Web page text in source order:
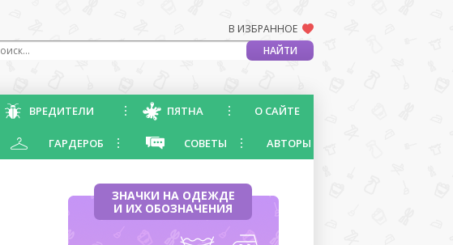
В ИЗБРАННОЕ
ВРЕДИТЕЛИ ПЯТНА О САЙТЕ
ГАРДЕРОБ СОВЕТЫ АВТОРЫ
ЗНАЧКИ НА ОДЕЖДЕ
И ИХ ОБОЗНАЧЕНИЯ